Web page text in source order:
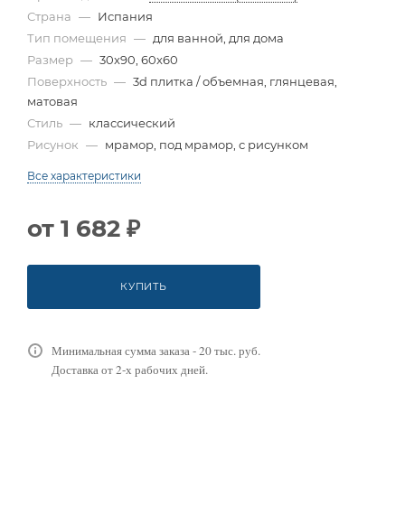
Страна — Испания
Тип помещения — для ванной, для дома
Размер — 30x90, 60x60
Поверхность — 3d плитка / объемная, глянцевая,
матовая
Стиль — классический
Рисунок — мрамор, под мрамор, с рисунком
Все характеристики
от 1 682 ₽
КУПИТЬ
Минимальная сумма заказа - 20 тыс. руб.
Доставка от 2-х рабочих дней.